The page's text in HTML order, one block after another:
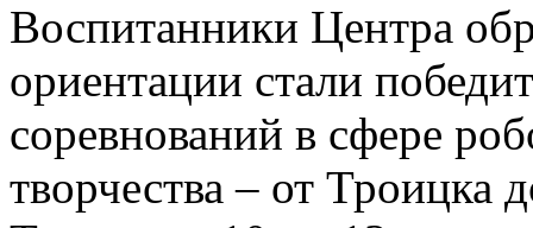
Воспитанники Центра
ориентации стали
соревнований в сфере
творчества – от Троицка